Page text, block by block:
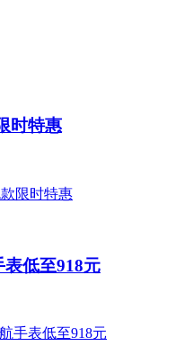
时特惠
低至918元